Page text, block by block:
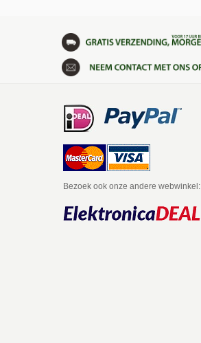
Bezoek ook onze andere webwinkel: